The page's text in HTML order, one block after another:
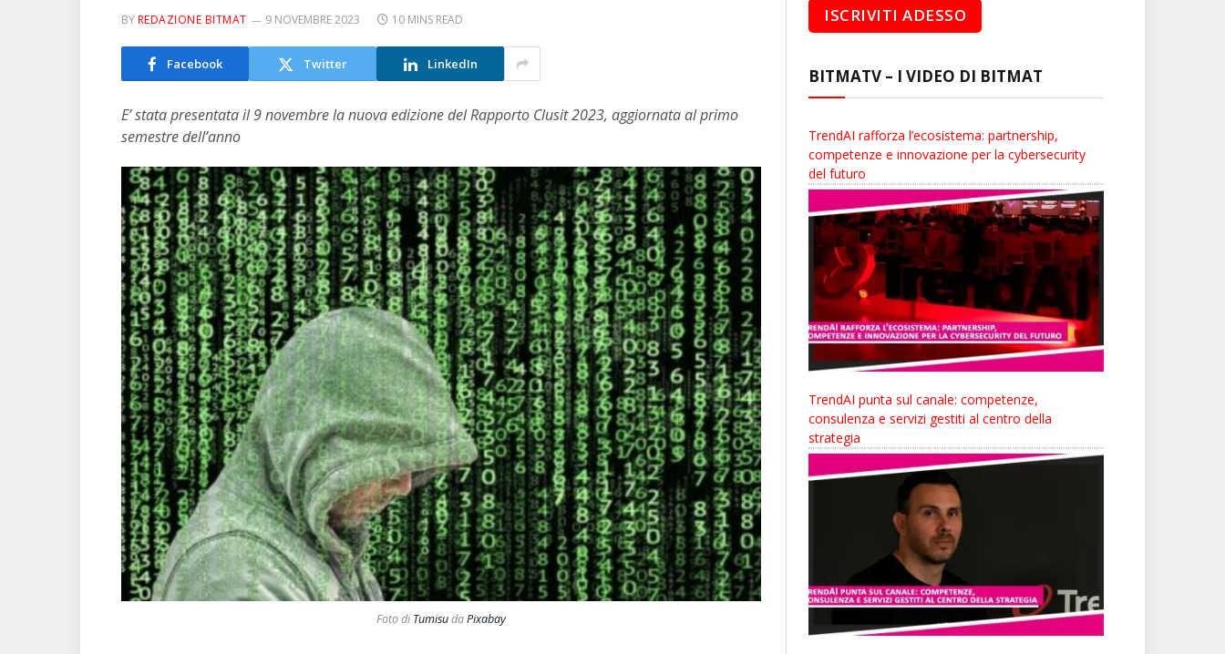
BYREDAZIONE BITMAT 9 NOVEMBRE 2023 10 MINS READ
Facebook Twitter LinkedIn
E’ stata presentata il 9 novembre la nuova edizione del Rapporto Clusit 2023, aggiornata al primo
semestre dell’anno
Foto di TumisudaPixabay
BITMATV – I VIDEO DI BITMAT
TrendAI rafforza l’ecosistema: partnership,
competenze e innovazione per la cybersecurity
del futuro
TrendAI punta sul canale: competenze,
consulenza e servizi gestiti al centro della
strategia